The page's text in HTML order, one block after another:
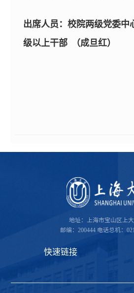
出席人员：校院两级党委中
级以上干部 （成旦红）
地址：上海市宝山区上
邮编：200444 电话总机：
快速链接